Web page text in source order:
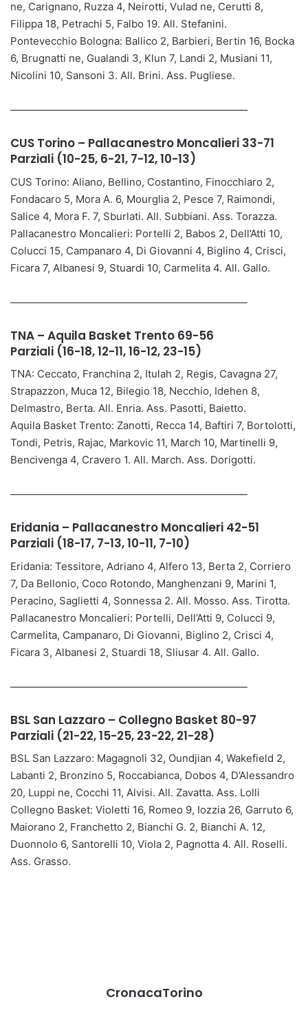
ne, Carignano, Ruzza 4, Neirotti, Vulad ne, Cerutti 8,
Filippa 18, Petrachi 5, Falbo 19. All. Stefanini.
Pontevecchio Bologna: Ballico 2, Barbieri, Bertin 16, Bocka
6, Brugnatti ne, Gualandi 3, Klun 7, Landi 2, Musiani 11,
Nicolini 10, Sansoni 3. All. Brini. Ass. Pugliese.
———————————————————————
CUS Torino – Pallacanestro Moncalieri 33-71
Parziali (10-25, 6-21, 7-12, 10-13)
CUS Torino: Aliano, Bellino, Costantino, Finocchiaro 2,
Fondacaro 5, Mora A. 6, Mourglia 2, Pesce 7, Raimondi,
Salice 4, Mora F. 7, Sburlati. All. Subbiani. Ass. Torazza.
Pallacanestro Moncalieri: Portelli 2, Babos 2, Dell’Atti 10,
Colucci 15, Campanaro 4, Di Giovanni 4, Biglino 4, Crisci,
Ficara 7, Albanesi 9, Stuardi 10, Carmelita 4. All. Gallo.
———————————————————————
TNA – Aquila Basket Trento 69-56
Parziali (16-18, 12-11, 16-12, 23-15)
TNA: Ceccato, Franchina 2, Itulah 2, Regis, Cavagna 27,
Strapazzon, Muca 12, Bilegio 18, Necchio, Idehen 8,
Delmastro, Berta. All. Enria. Ass. Pasotti, Baietto.
Aquila Basket Trento: Zanotti, Recca 14, Baftiri 7, Bortolotti,
Tondi, Petris, Rajac, Markovic 11, March 10, Martinelli 9,
Bencivenga 4, Cravero 1. All. March. Ass. Dorigotti.
———————————————————————
Eridania – Pallacanestro Moncalieri 42-51
Parziali (18-17, 7-13, 10-11, 7-10)
Eridania: Tessitore, Adriano 4, Alfero 13, Berta 2, Corriero
7, Da Bellonio, Coco Rotondo, Manghenzani 9, Marini 1,
Peracino, Saglietti 4, Sonnessa 2. All. Mosso. Ass. Tirotta.
Pallacanestro Moncalieri: Portelli, Dell’Atti 9, Colucci 9,
Carmelita, Campanaro, Di Giovanni, Biglino 2, Crisci 4,
Ficara 3, Albanesi 2, Stuardi 18, Sliusar 4. All. Gallo.
———————————————————————
BSL San Lazzaro – Collegno Basket 80-97
Parziali (21-22, 15-25, 23-22, 21-28)
BSL San Lazzaro: Magagnoli 32, Oundjian 4, Wakefield 2,
Labanti 2, Bronzino 5, Roccabianca, Dobos 4, D’Alessandro
20, Luppi ne, Cocchi 11, Alvisi. All. Zavatta. Ass. Lolli
Collegno Basket: Violetti 16, Romeo 9, Iozzia 26, Garruto 6,
Maiorano 2, Franchetto 2, Bianchi G. 2, Bianchi A. 12,
Duonnolo 6, Santorelli 10, Viola 2, Pagnotta 4. All. Roselli.
Ass. Grasso.
CronacaTorino